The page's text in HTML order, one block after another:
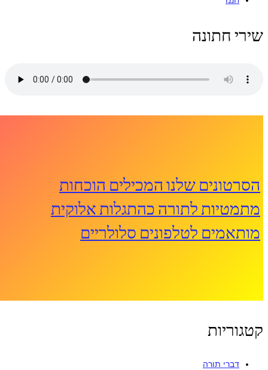
שירי חתונה
הסרטונים שלנו המכילים הוכחות
מתמטיות לתורה כהתגלות אלוקית
מותאמים לטלפונים סלולריים
קטגוריות
דברי תורה